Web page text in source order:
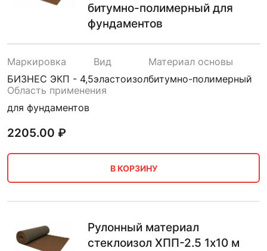
битумно-полимерный для
фундаментов
Маркировка
БИЗНЕС ЭКП - 4,5
Вид
эластоизол
Материал основы
битумно-полимерный
Область применения
для фундаментов
2205.00 ₽
В КОРЗИНУ
Рулонный материал
стеклоизол ХПП-2.5 1х10 м